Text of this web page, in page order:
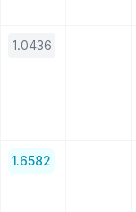
1.0436
1.6582